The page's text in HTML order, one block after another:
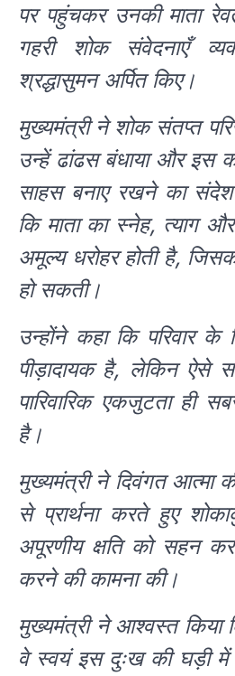
पर पहुंचकर उनकी माता
गहरी शोक संवेदनाएँ
श्रद्धासुमन अर्पित किए।
मुख्यमंत्री ने शोक संतप्त
उन्हें ढांढस बंधाया और इस
साहस बनाए रखने का संदेश
कि माता का स्नेह, त्याग और
अमूल्य धरोहर होती है,
हो सकती।
उन्होंने कहा कि परिवार के
पीड़ादायक है, लेकिन
पारिवारिक एकजुटता ही
है।
मुख्यमंत्री ने दिवंगत आत्मा
से प्रार्थना करते हुए
अपूरणीय क्षति को सहन
करने की कामना की।
मुख्यमंत्री ने आश्वस्त किया
वे स्वयं इस दुःख की घड़ी में